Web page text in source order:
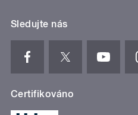
Sledujte nás
Certifikováno